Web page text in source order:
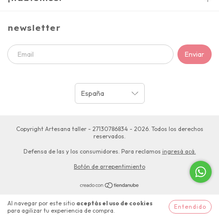
Al navegar por este sitio aceptás el uso de cookies
para agilizar tu experiencia de compra.
Entendido
newsletter
Copyright Artesana taller - 27130786834 - 2026. Todos los derechos
reservados.
Defensa de las y los consumidores. Para reclamos ingresá acá.
Botón de arrepentimiento